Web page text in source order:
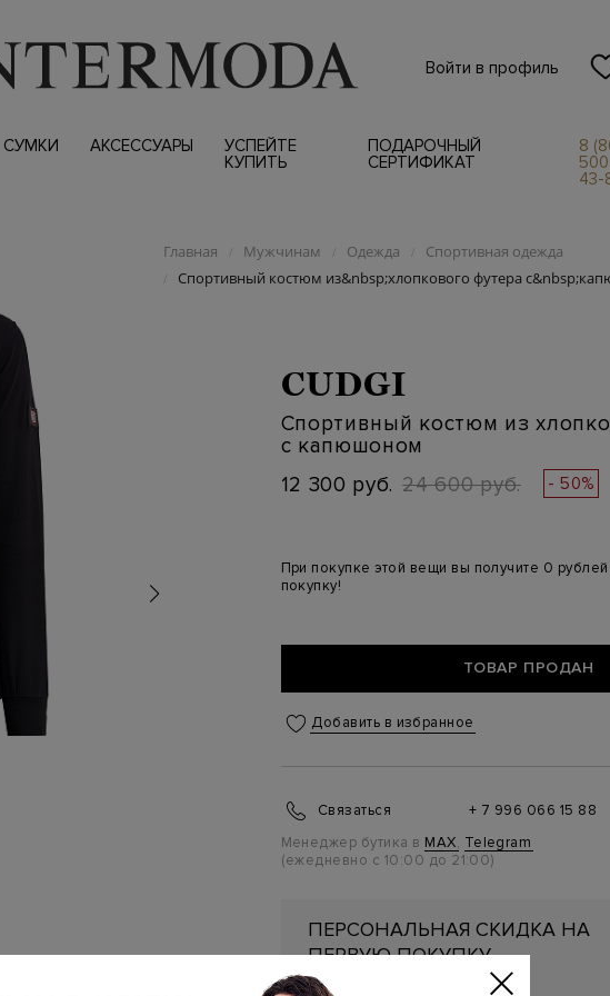
Войти в профиль
СУМКИ АКСЕССУАРЫ
УСПЕЙТЕ
КУПИТЬ
ПОДАРОЧНЫЙ
СЕРТИФИКАТ
8
43-
Главная / Мужчинам / Одежда / Спортивная одежда
/ Спортивный костюм из&nbsp;хлопкового футера
CUDGI
Спортивный костюм из
с капюшоном
12 300 руб. 24 600 руб. - 50%
При покупке этой вещи вы получите 0
покупку!
ТОВАР ПРОДАН
Добавить в избранное
Связаться
+ 7 996 066 15 88
Менеджер бутика в MAX, Telegram
(ежедневно с 10:00 до 21:00)
ПЕРСОНАЛЬНАЯ СКИДКА НА
ПЕРВУЮ ПОКУПКУ
Подробнее